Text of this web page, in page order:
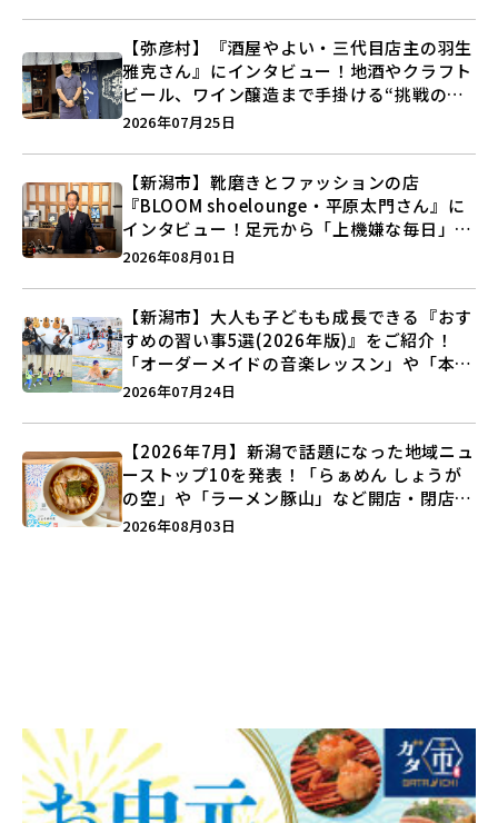
【弥彦村】『酒屋やよい・三代目店主の羽生
雅克さん』にインタビュー！地酒やクラフト
ビール、ワイン醸造まで手掛ける“挑戦の歴
史”に迫る♪
2026年07月25日
【新潟市】靴磨きとファッションの店
『BLOOM shoelounge・平原太門さん』に
インタビュー！足元から「上機嫌な毎日」を
つくる装いの提案とは？
2026年08月01日
【新潟市】大人も子どもも成長できる『おす
すめの習い事5選(2026年版)』をご紹介！
「オーダーメイドの音楽レッスン」や「本格
キックボクシング」で新しい自分を見つけよ
2026年07月24日
【2026年7月】新潟で話題になった地域ニュ
ーストップ10を発表！「らぁめん しょうが
の空」や「ラーメン豚山」など開店・閉店の
注目記事をランキングでご紹介♪
2026年08月03日